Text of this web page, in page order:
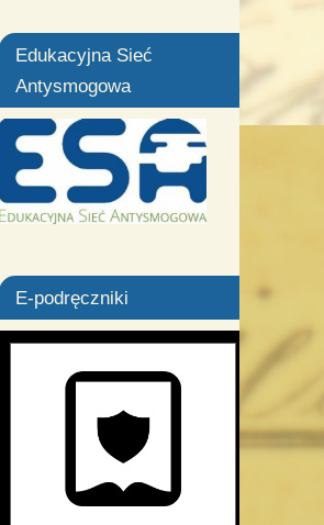
Edukacyjna Sieć
Antysmogowa
E-podręczniki